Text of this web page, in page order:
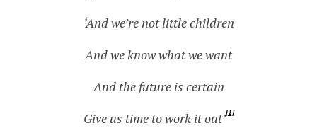
‘And we’re not little children
And we know what we want
And the future is certain
Give us time to work it out’[1]